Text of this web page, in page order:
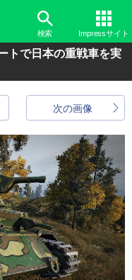
検索 Impressサイト
トで日本の重戦車を実
次の画像